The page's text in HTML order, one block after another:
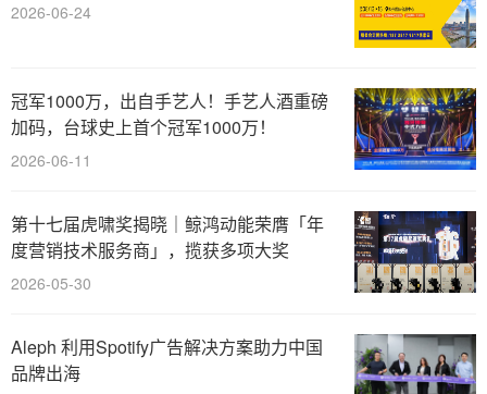
2026-06-24
冠军1000万，出自手艺人！手艺人酒重磅
加码，台球史上首个冠军1000万！
2026-06-11
第十七届虎啸奖揭晓｜鲸鸿动能荣膺「年
度营销技术服务商」，揽获多项大奖
2026-05-30
Aleph 利用Spotify广告解决方案助力中国
品牌出海